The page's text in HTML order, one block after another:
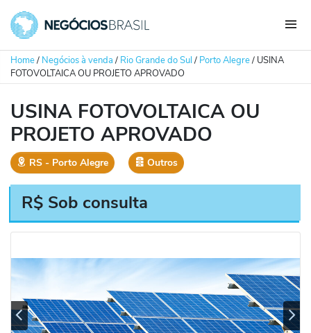
Home/ Negócios à venda/ Rio Grande do Sul/ Porto Alegre/ USINA
FOTOVOLTAICA OU PROJETO APROVADO
USINA FOTOVOLTAICA OU
PROJETO APROVADO
RS ‐ Porto Alegre Outros
R$ Sob consulta
Previous